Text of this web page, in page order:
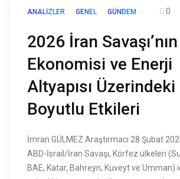
ANALIZLER GENEL GÜNDEM 0
2026 İran
Ekonomisi ve Enerji
Altyapısı Üzerindeki
Boyutlu Etkileri
İmran GÜLMEZ Araştırmacı 28 Şubat
ABD-İsrail/İran Savaşı, Körfez ülkeleri
BAE, Katar, Bahreyn, Kuveyt ve Umman)